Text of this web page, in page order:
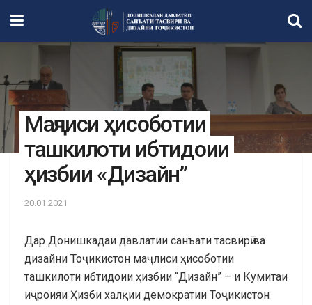
Маҷлиси ҳисоботии
ташкилоти ибтидоии
ҳизбии «Дизайн”
20.01.2021
Дар Донишкадаи давлатии санъати тасвирӣ ва
дизайни Тоҷикистон маҷлиси ҳисоботии
ташкилоти ибтидоии ҳизбии “Дизайн” – и Кумитаи
иҷроияи Ҳизби халқии демократии Тоҷикистон